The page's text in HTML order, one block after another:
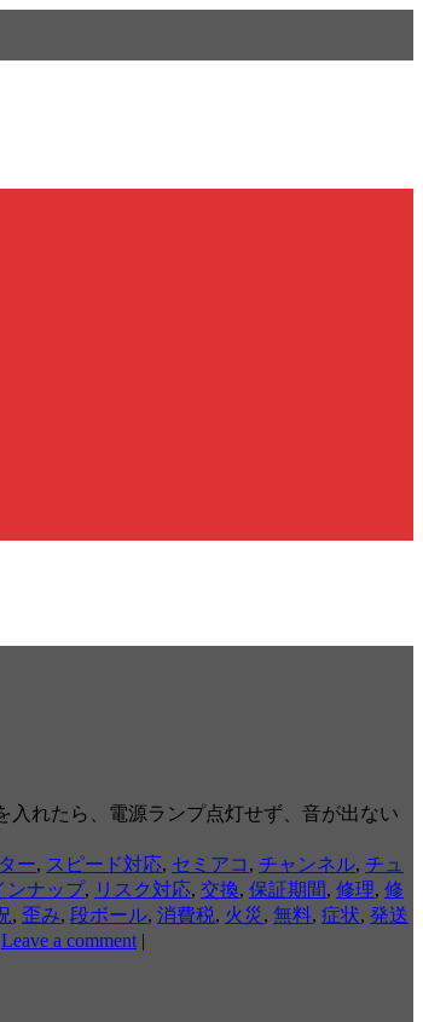
入れたら、電源ランプ点灯せず、音が出ない
ー, スピード対応, セミアコ , チャンネル, チュ
ンナップ, リスク対応, 交換, 保証期間, 修理, 修
, 歪み, 段ボール, 消費税, 火災 , 無料, 症状, 発送
Leave a comment |